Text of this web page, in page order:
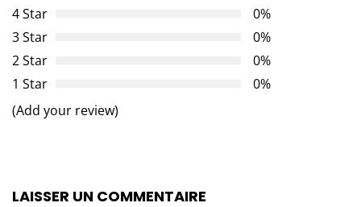
4 Star
0%
3 Star
0%
2 Star
0%
1 Star
0%
(Add your review)
LAISSER UN COMMENTAIRE